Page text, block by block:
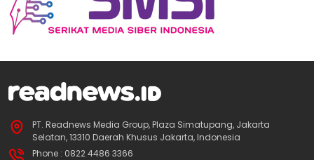
PT. Readnews Media Group, Plaza Simatupang, Jakarta
Selatan, 13310 Daerah Khusus Jakarta, Indonesia
Phone : 0822 4486 3366